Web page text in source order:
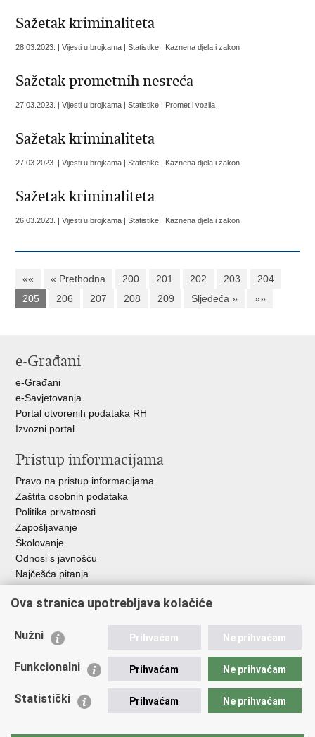
Sažetak kriminaliteta
28.03.2023. | Vijesti u brojkama | Statistike | Kaznena djela i zakon
Sažetak prometnih nesreća
27.03.2023. | Vijesti u brojkama | Statistike | Promet i vozila
Sažetak kriminaliteta
27.03.2023. | Vijesti u brojkama | Statistike | Kaznena djela i zakon
Sažetak kriminaliteta
26.03.2023. | Vijesti u brojkama | Statistike | Kaznena djela i zakon
«« « Prethodna 200 201 202 203
204
205
206 207 208 209 Sljedeća » »»
e-Građani
e-Građani
e-Savjetovanja
Portal otvorenih podataka RH
Izvozni portal
Pristup informacijama
Pravo na pristup informacijama
Zaštita osobnih podataka
Politika privatnosti
Zapošljavanje
Školovanje
Odnosi s javnošću
Najčešća pitanja
Važne poveznice
EMN Nacionalna kontaktna točka za Republiku Hrvatsku
Policijska akademija
Zaklada policijske solidarnosti
Sindikati
Ova stranica upotrebljava kolačiće
Nužni Prihvaćam Ne prihvaćam
Funkcionalni Prihvaćam Ne prihvaćam
Statistički Prihvaćam Ne prihvaćam